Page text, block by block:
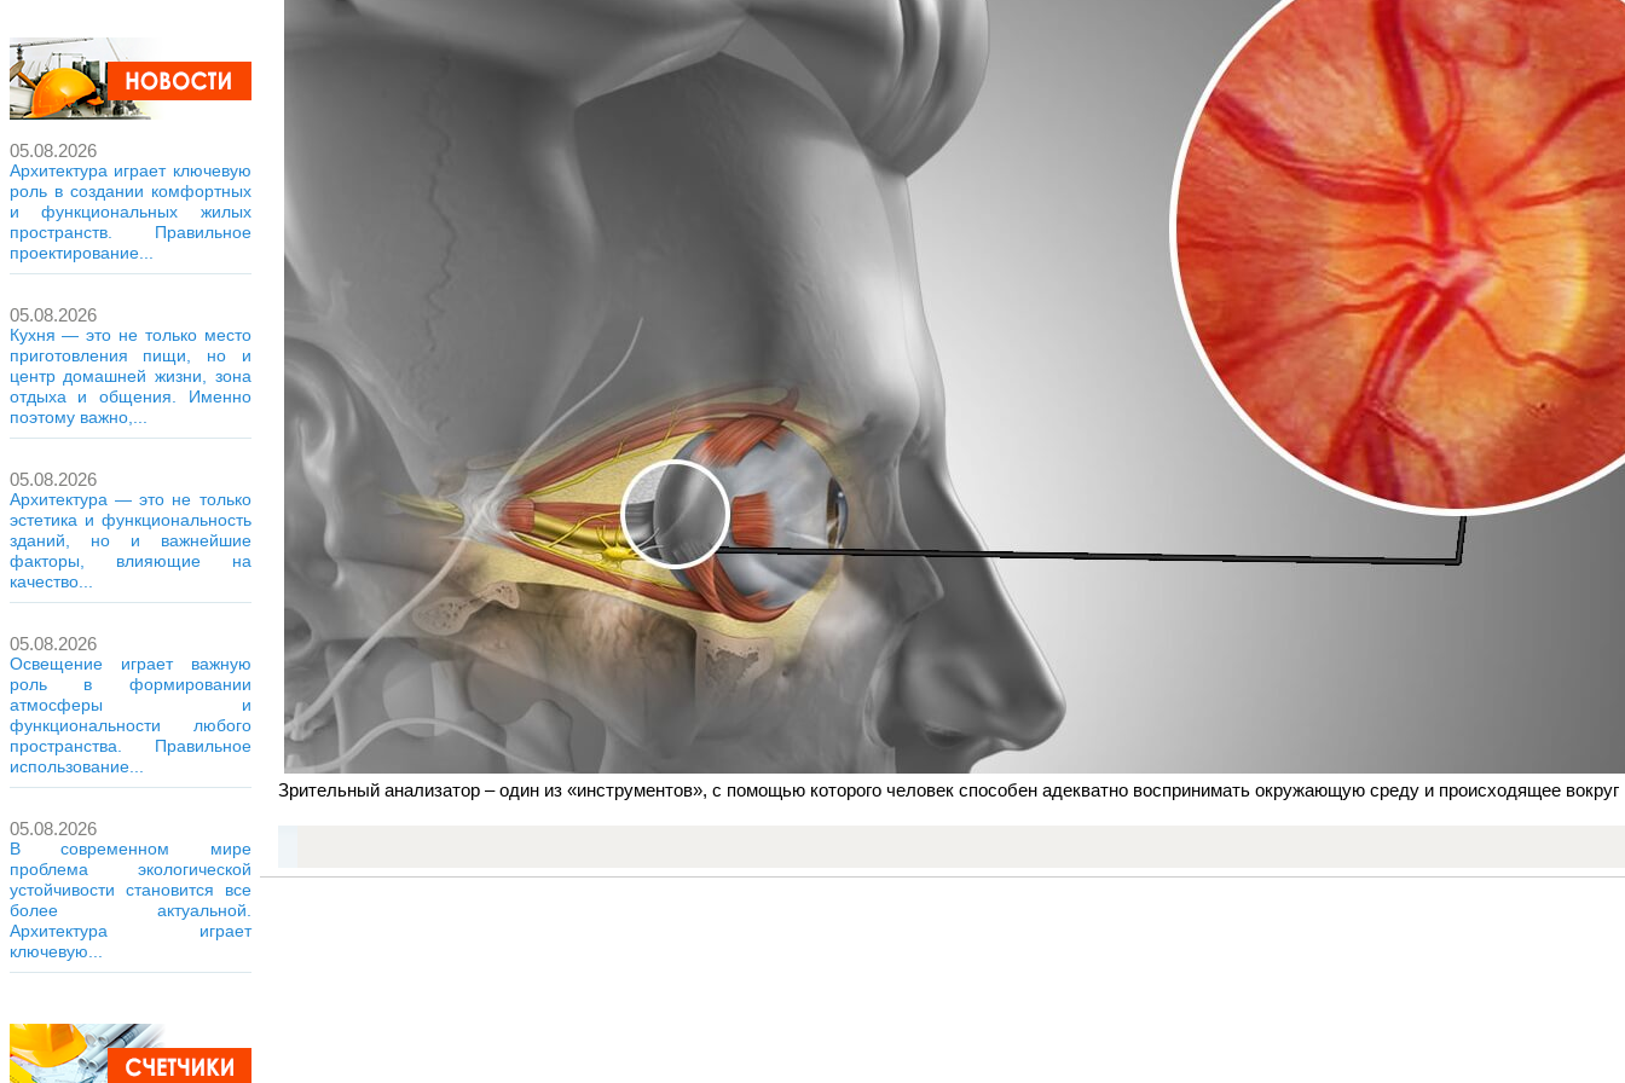
05.08.2026
Архитектура играет ключевую
роль в создании комфортных
и функциональных жилых
пространств. Правильное
проектирование...
05.08.2026
Кухня — это не только место
приготовления пищи, но и
центр домашней жизни, зона
отдыха и общения. Именно
поэтому важно,...
05.08.2026
Архитектура — это не только
эстетика и функциональность
зданий, но и важнейшие
факторы, влияющие на
качество...
05.08.2026
Освещение играет важную
роль в формировании
атмосферы и
функциональности любого
пространства. Правильное
использование...
05.08.2026
В современном мире
проблема экологической
устойчивости становится все
более актуальной.
Архитектура играет
ключевую...
Зрительный анализатор – один из «инструментов», с помощью которого человек способен адекватно воспринимать окружающую среду и происходящее вокруг